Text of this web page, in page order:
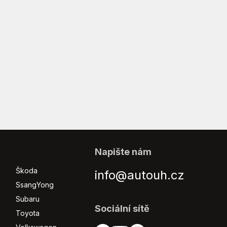
Škoda
SsangYong
Subaru
Toyota
Napište nám
info@autouh.cz
Sociální sítě